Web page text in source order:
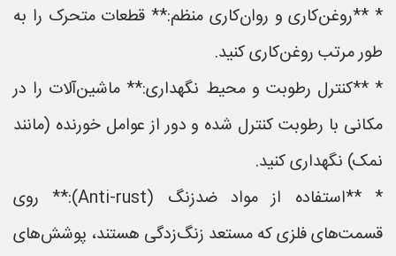
* **روغن‌کاری و روان‌کاری منظم:** قطعات متحرک را به
طور مرتب روغن‌کاری کنید.
* **کنترل رطوبت و محیط نگهداری:** ماشین‌آلات را در
مکانی با رطوبت کنترل شده و دور از عوامل خورنده (مانند
نمک) نگهداری کنید.
* **استفاده از مواد ضدزنگ (Anti-rust):** روی
قسمت‌های فلزی که مستعد زنگ‌زدگی هستند، پوشش‌های